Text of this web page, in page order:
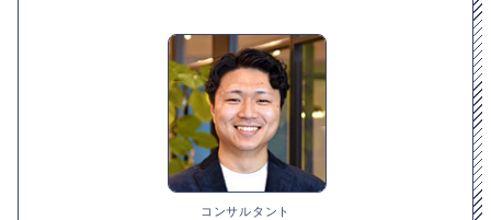
コンサルタント